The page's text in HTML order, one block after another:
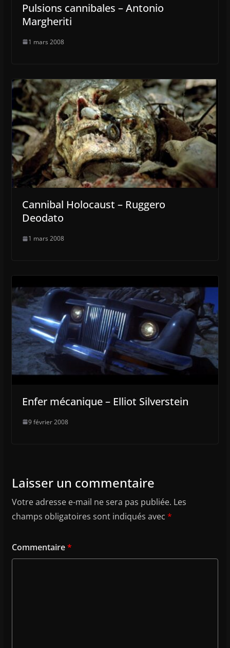
Pulsions cannibales – Antonio
Margheriti
1 mars 2008
Cannibal Holocaust – Ruggero
Deodato
1 mars 2008
Enfer mécanique – Elliot Silverstein
9 février 2008
Laisser un commentaire
Votre adresse e-mail ne sera pas publiée. Les
champs obligatoires sont indiqués avec *
Commentaire*